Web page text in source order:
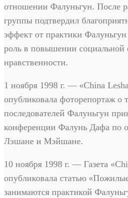
отношении Фалуньгун. После
группы подтвердил
эффект от практики
роль в повышении социальной
нравственности.
1 ноября 1998 г. — «China
опубликовала фоторепортаж о
последователей Фалуньгун
конференции Фалунь Дафа по
Лэшане и Мэйшане.
10 ноября 1998 г. — Газета
опубликовала статью
занимаются практикой